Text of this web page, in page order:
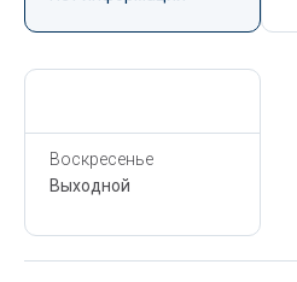
Воскресенье
Выходной